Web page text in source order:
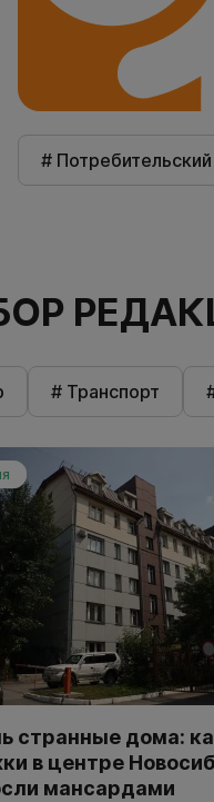
#
# Транспорт
странные дома:
в центре
мансардами